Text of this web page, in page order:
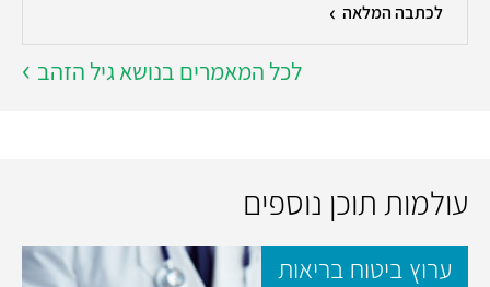
לכתבה המלאה
לכל המאמרים בנושא גיל הזהב
עולמות תוכן נוספים
ערוץ ביטוח בריאות